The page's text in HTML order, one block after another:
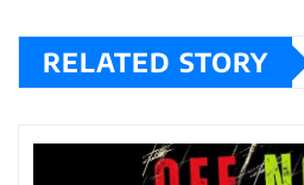
RELATED STORY